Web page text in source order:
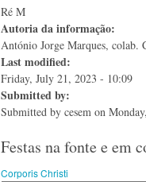
Ré M
Autoria da informação:
António Jorge Marques, colab.
Last modified:
Friday, July 21, 2023 - 10:09
Submitted by:
Submitted by cesem on
Festas na fonte e em
Corporis Christi